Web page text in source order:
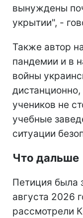
вынуждены
укрытии", -
Также автор
пандемии и в
войны
учеников не
учебные
ситуации
Что дальше
Петиция была
августа 2026
рассмотрели